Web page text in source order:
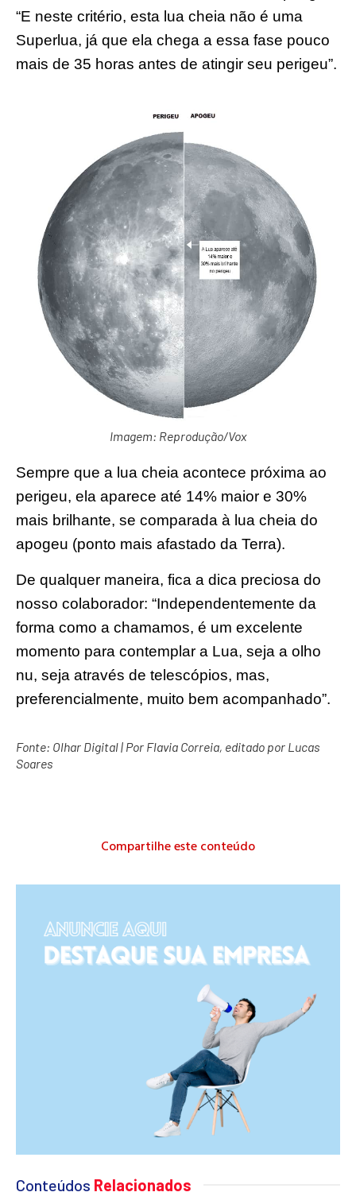
“E neste critério, esta lua cheia não é uma
Superlua, já que ela chega a essa fase pouco
mais de 35 horas antes de atingir seu perigeu”.
Imagem: Reprodução/Vox
Sempre que a lua cheia acontece próxima ao
perigeu, ela aparece até 14% maior e 30%
mais brilhante, se comparada à lua cheia do
apogeu (ponto mais afastado da Terra).
De qualquer maneira, fica a dica preciosa do
nosso colaborador: “Independentemente da
forma como a chamamos, é um excelente
momento para contemplar a Lua, seja a olho
nu, seja através de telescópios, mas,
preferencialmente, muito bem acompanhado”.
Fonte: Olhar Digital| Por Flavia Correia, editado por Lucas
Soares
Compartilhe este conteúdo
Conteúdos Relacionados